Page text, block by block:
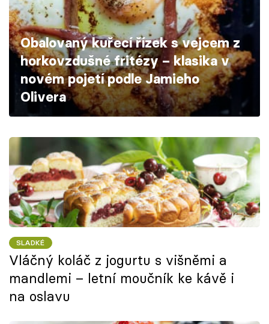
Škola vaření
Recepty z TV
Speciál: Cuketa
Těhotnej kuchař
Přihlášení
Sledujte nás
Obalovaný kuřecí řízek s vejcem z
horkovzdušné fritézy – klasika v
novém pojetí podle Jamieho
Olivera
SLADKÉ
Vláčný koláč z jogurtu s višněmi a
mandlemi – letní moučník ke kávě i
na oslavu